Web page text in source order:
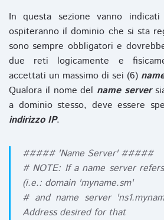
In questa sezione vanno
ospiteranno il dominio che si sta
sono sempre obbligatori e
due reti logicamente e
accettati un massimo di sei (6)
Qualora il nome del name server
a dominio stesso, deve essere
indirizzo IP.
##### 'Name Server' #####
# NOTE: If a name server
(i.e.: domain 'myname.sm'
# and name server
Address desired for that